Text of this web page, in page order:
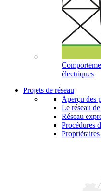
électriques
Projets de réseau
Aperçu des
Le réseau
Réseau
Procédures